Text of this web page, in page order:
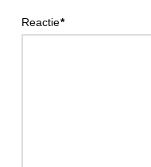
Reactie*